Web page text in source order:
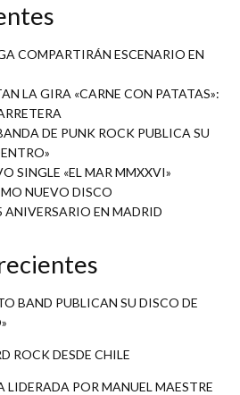
COMPARTIRÁN ESCENARIO EN
LA GIRA «CARNE CON PATATAS»:
DE PUNK ROCK PUBLICA SU
SINGLE «EL MAR MMXXVI»
NUEVO DISCO
EN MADRID
BAND PUBLICAN SU DISCO DE
ROCK DESDE CHILE
LIDERADA POR MANUEL MAESTRE